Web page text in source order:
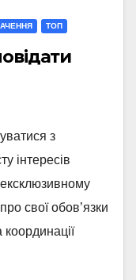
ТОП
з
інтересів
свої обов’язки